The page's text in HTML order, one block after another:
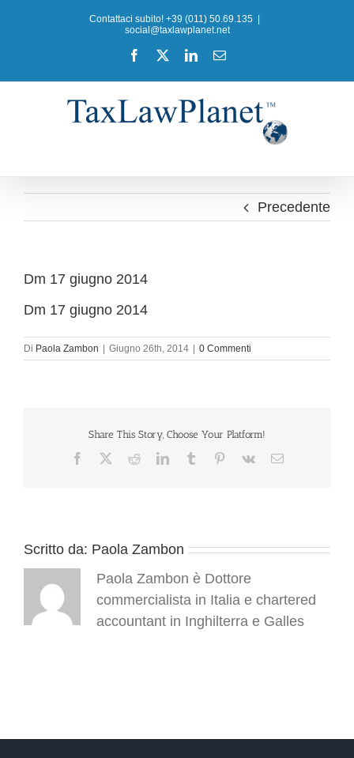
Contattaci subito! +39 (011) 50.69.135
social@taxlawplanet.net
Facebook LinkedInEmail
Precedente
Dm 17 giugno 2014
Dm 17 giugno 2014
Di Paola Zambon Giugno 26th, 2014 0 Commenti
Share This Story, Choose Your Platform!
Facebook RedditLinkedInTumblr Pinterest
Vk Email
Scritto da: Paola Zambon
Paola Zambon è Dottore
commercialista in Italia e chartered
accountant in Inghilterra e Galles